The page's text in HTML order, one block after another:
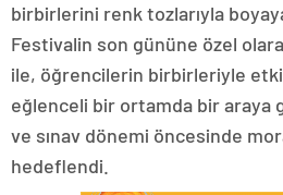
birbirlerini renk tozlarıyla
Festivalin son gününe özel
ile, öğrencilerin birbirleriyle
eğlenceli bir ortamda bir araya
ve sınav dönemi öncesinde
hedeflendi.